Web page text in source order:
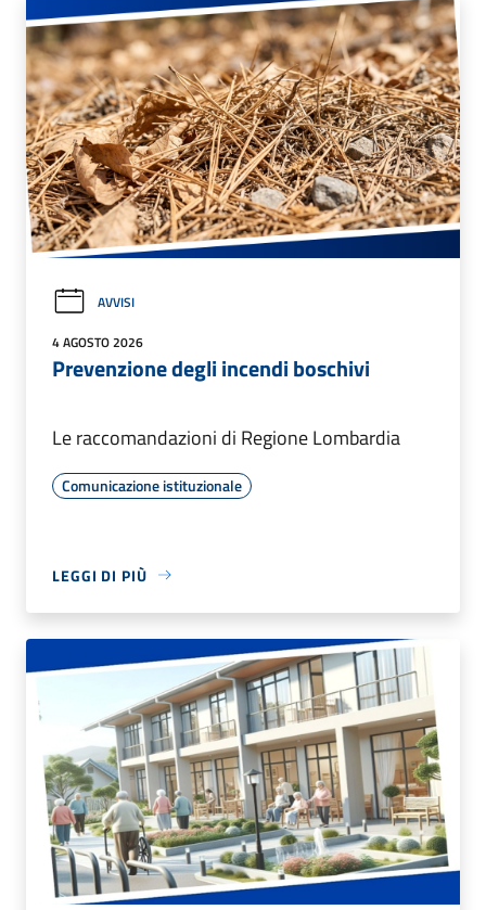
AVVISI
4 AGOSTO 2026
Prevenzione degli incendi boschivi
Le raccomandazioni di Regione Lombardia
Comunicazione istituzionale
LEGGI DI PIÙ